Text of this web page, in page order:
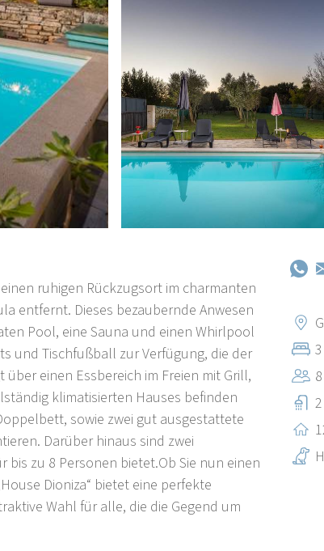
ruhigen Rückzugsort im charmanten
entfernt. Dieses bezaubernde Anwesen
Pool, eine Sauna und einen Whirlpool
und Tischfußball zur Verfügung, die der
einen Essbereich im Freien mit Grill,
klimatisierten Hauses befinden
sowie zwei gut ausgestattete
Darüber hinaus sind zwei
zu 8 Personen bietet.Ob Sie nun einen
Dioniza“ bietet eine perfekte
Wahl für alle, die die Gegend um